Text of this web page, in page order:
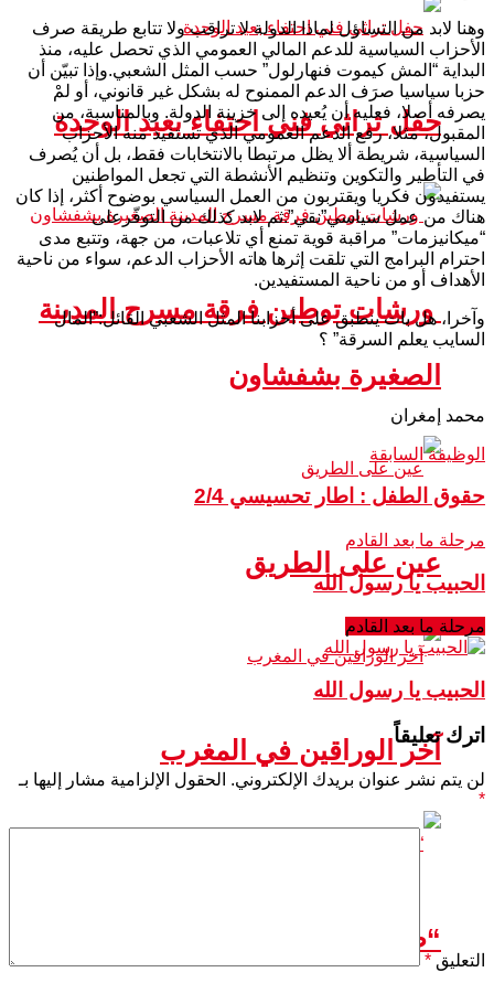
حفل تراثي فني احتفاء بعيد الوحدة
ورشات توطين فرقة مسرح المدينة
الصغيرة بشفشاون
عين على الطريق
آخر الوراقين في المغرب
“طوابع تمارة” قصة إصدار بريد مغربي
وهنا لابد من التساؤل لماذا الدولة لا تراقب ولا تتابع طريقة صرف
الأحزاب السياسية للدعم المالي العمومي الذي تحصل عليه، منذ
البداية “المش كيموت فنهارلول” حسب المثل الشعبي.وإذا تبيّن أن
حزبا سياسيا صرَف الدعم الممنوح له بشكل غير قانوني، أو لمْ
يصرفه أصلا، فعليه أن يُعيده إلى خزينة الدولة. وبالمناسبة، من
المقبول، مثلا، رفع الدعم العمومي الذي تستفيد منه الأحزاب
السياسية، شريطة ألا يظل مرتبطا بالانتخابات فقط، بل أن يُصرف
في التأطير والتكوين وتنظيم الأنشطة التي تجعل المواطنين
يستفيدون فكريا ويقتربون من العمل السياسي بوضوح أكثر، إذا كان
هناك من عمل سياسي”نقي”.ثم لابد كذلك من التوفّرعلى
“ميكانيزمات” مراقبة قوية تمنع أي تلاعبات، من جهة، وتتبع مدى
احترام البرامج التي تلقت إثرها هاته الأحزاب الدعم، سواء من ناحية
الأهداف أو من ناحية المستفيدين.
وآخرا، هل بات ينطبق على أحزابنا المثل الشعبي القائل:”المال
السايب يعلم السرقة” ؟
محمد إمغران
الوظيفة السابقة
حقوق الطفل : اطار تحسيسي 2/4
مرحلة ما بعد القادم
الحبيب يا رسول الله
مرحلة ما بعد القادم
الحبيب يا رسول الله
اترك تعليقاً
لن يتم نشر عنوان بريدك الإلكتروني. الحقول الإلزامية مشار إليها بـ
*
التعليق *